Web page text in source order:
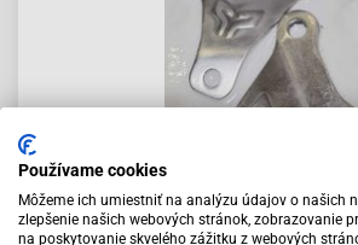
Používame cookies
Môžeme ich umiestniť na analýzu údajov o našich
zlepšenie našich webových stránok, zobrazovanie
na poskytovanie skvelého zážitku z webových